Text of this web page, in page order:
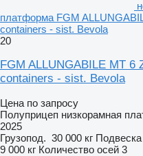
платформа FGM
containers - sist. Bevola
20
FGM ALLUNGABILE MT 6
containers - sist. Bevola
Цена по запросу
Полуприцеп низкорамная
2025
Грузопод. 30 000 кг Подвеска
9 000 кг Количество осей 3